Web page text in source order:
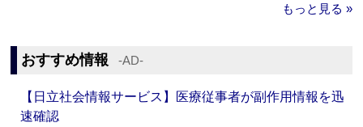
もっと見る »
おすすめ情報 ‐AD‐
【日立社会情報サービス】医療従事者が副作用情報を迅
速確認